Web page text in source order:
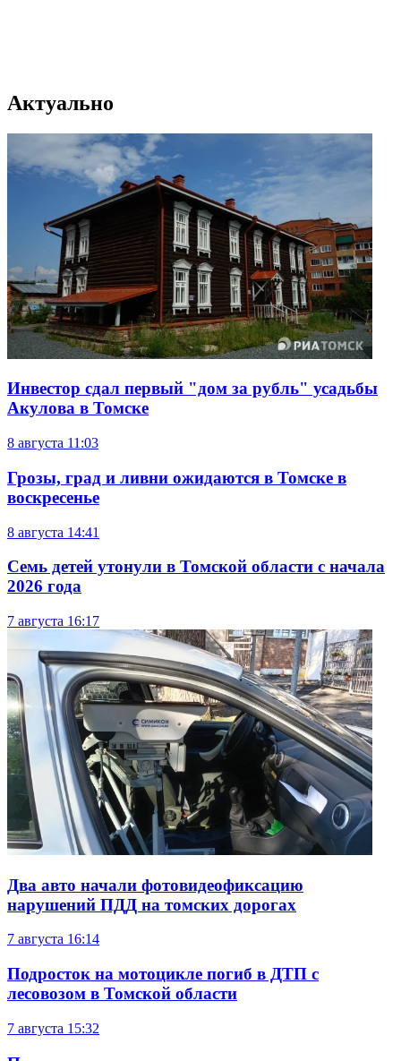
Актуально
Инвестор сдал первый "дом за рубль" усадьбы
Акулова в Томске
8 августа 11:03
Грозы, град и ливни ожидаются в Томске в
воскресенье
8 августа 14:41
Семь детей утонули в Томской области с начала
2026 года
7 августа 16:17
Два авто начали фотовидеофиксацию
нарушений ПДД на томских дорогах
7 августа 16:14
Подросток на мотоцикле погиб в ДТП с
лесовозом в Томской области
7 августа 15:32